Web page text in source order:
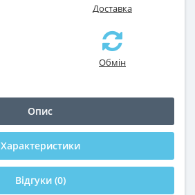
Доставка
Обмін
Опис
Характеристики
Відгуки (0)